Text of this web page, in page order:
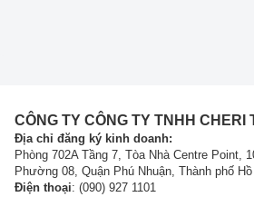
CÔNG TY CÔNG TY TNHH CHERI
Địa chỉ đăng ký kinh doanh:
Phòng 702A Tầng 7, Tòa Nhà Centre Point,
Phường 08, Quận Phú Nhuận, Thành phố
Điện thoại: (090) 927 1101